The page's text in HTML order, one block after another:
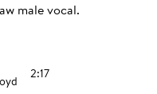
male vocal.
2:17